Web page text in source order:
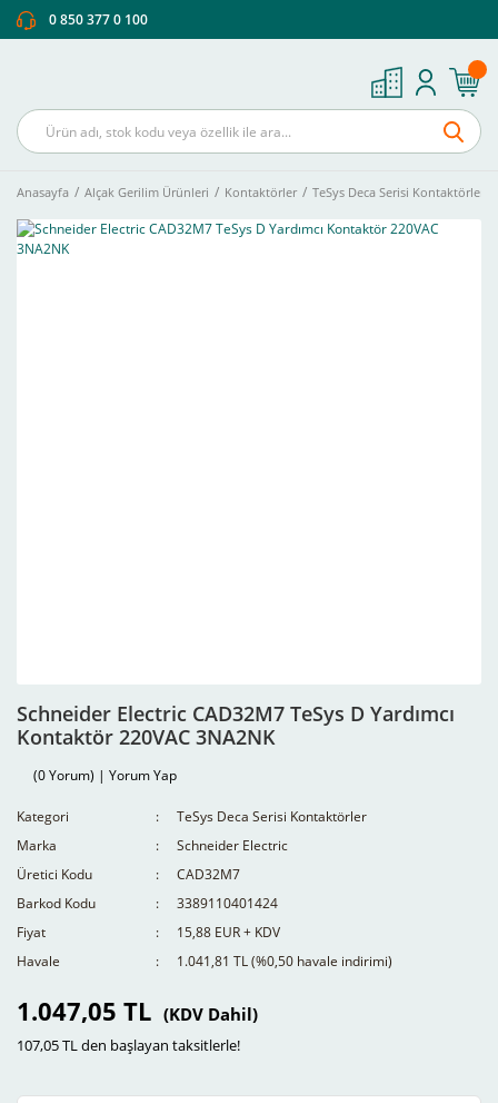
0 850 377 0 100
Anasayfa Alçak Gerilim Ürünleri Kontaktörler TeSys Deca Serisi Kontaktörler
Schneider Electric CAD32M7 TeSys D Yardımcı
Kontaktör 220VAC 3NA2NK
(0 Yorum) | Yorum Yap
Kategori
TeSys Deca Serisi Kontaktörler
Marka
Schneider Electric
Üretici Kodu
CAD32M7
Barkod Kodu
3389110401424
Fiyat
15,88 EUR + KDV
Havale
1.041,81 TL (%0,50 havale indirimi)
1.047,05 TL (KDV Dahil)
107,05 TL den başlayan taksitlerle!